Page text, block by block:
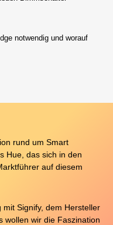
notwendig und worauf
rund um Smart
Hue, das sich in den
auf diesem
Signify, dem Hersteller
wollen wir die Faszination